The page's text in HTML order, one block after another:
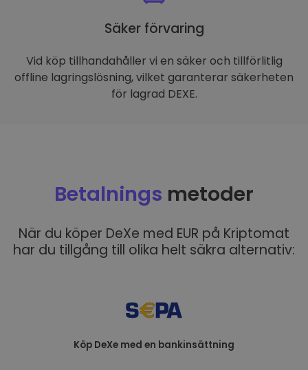
Säker förvaring
Vid köp tillhandahåller vi en säker och tillförlitlig
offline lagringslösning, vilket garanterar säkerheten
för lagrad DEXE.
Betalnings metoder
När du köper DeXe med EUR på Kriptomat
har du tillgång till olika helt säkra alternativ:
Köp DeXe med en bankinsättning